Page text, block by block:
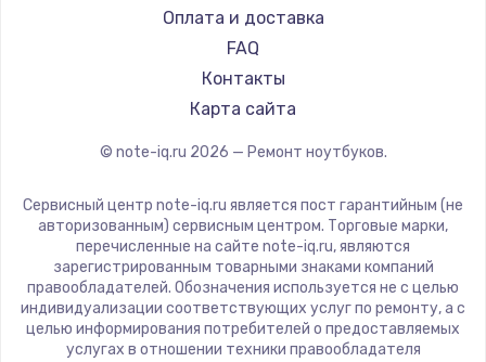
Ремонт ноутбуков CHUWI
Ремонт ноутбуков Colorful
Epson
Philips
LG
Panasonic
ZTE
Hiper
Evga
Google
Echips
Оплата и доставка
FAQ
Контакты
Карта сайта
© note-iq.ru 2026 — Ремонт ноутбуков.
Сервисный центр note-iq.ru является пост гарантийным (не
авторизованным) сервисным центром. Торговые марки,
перечисленные на сайте note-iq.ru, являются
зарегистрированным товарными знаками компаний
правообладателей. Обозначения используется не с целью
индивидуализации соответствующих услуг по ремонту, а с
целью информирования потребителей о предоставляемых
услугах в отношении техники правообладателя